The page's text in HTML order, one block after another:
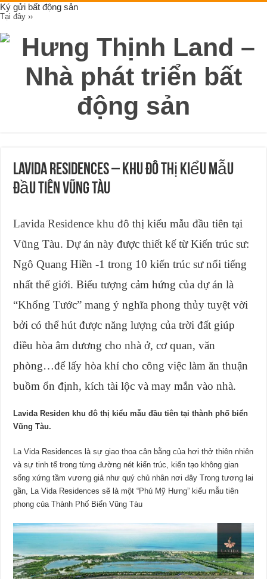
Ký gửi bất động sản
Tại đây ››
LAVIDA RESIDENCES – Khu đô thị kiểu mẫu
đầu tiên Vũng Tàu
Lavida Residence khu đô thị kiểu mẫu đầu tiên tại
Vũng Tàu. Dự án này được thiết kế từ Kiến trúc sư:
Ngô Quang Hiền -1 trong 10 kiến trúc sư nổi tiếng
nhất thế giới. Biểu tượng cảm hứng của dự án là
“Khổng Tước” mang ý nghĩa phong thủy tuyệt vời
bởi có thể hút được năng lượng của trời đất giúp
điều hòa âm dương cho nhà ở, cơ quan, văn
phòng…để lấy hòa khí cho công việc làm ăn thuận
buồm ổn định, kích tài lộc và may mắn vào nhà.
Lavida Residen khu đô thị kiểu mẫu đầu tiên tại thành phố biển
Vũng Tàu.
La Vida Residences là sự giao thoa cân bằng của hơi thở thiên nhiên
và sự tinh tế trong từng đường nét kiến trúc, kiến tạo không gian
sống xứng tầm vương giả như quý chủ nhân nơi đây Trong tương lai
gần, La Vida Residences sẽ là một “Phú Mỹ Hưng” kiểu mẫu tiên
phong của Thành Phố Biển Vũng Tàu